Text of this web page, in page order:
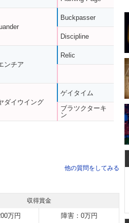
ンチア
ダイウイング
Buckpasser
Discipline
Relic
ゲイタイム
ブラツクターキ
ン
他の質問をしてみる
収得賞金
万円 障害：0万円